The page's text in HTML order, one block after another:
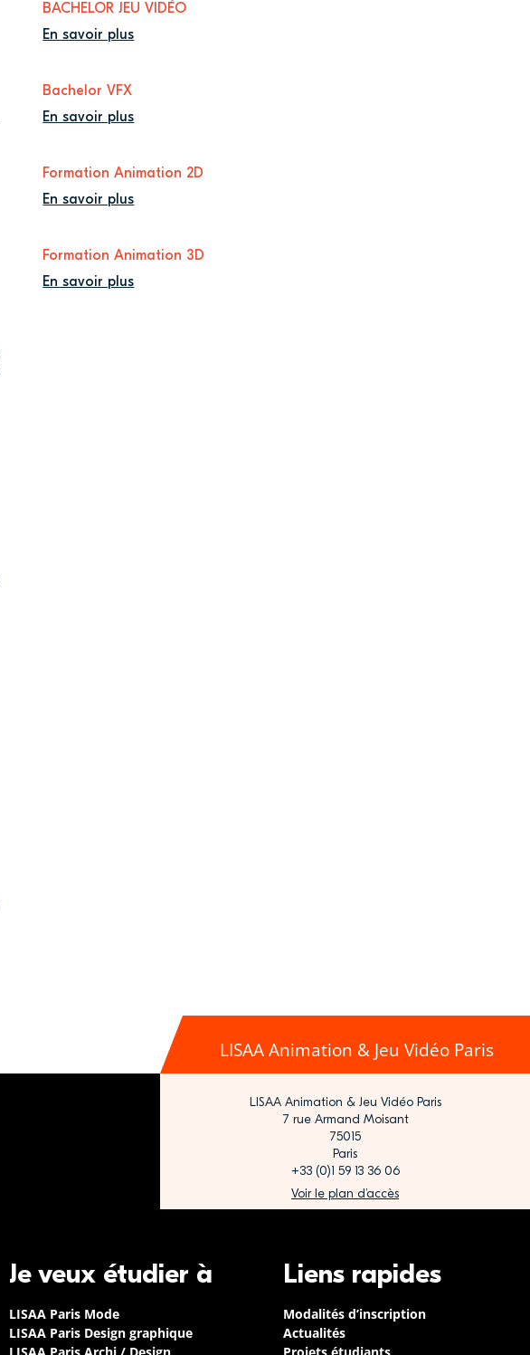
BACHELOR JEU VIDÉO
En savoir plus
Bachelor VFX
En savoir plus
Formation Animation 2D
En savoir plus
Formation Animation 3D
En savoir plus
LISAA Animation & Jeu Vidéo Paris
LISAA Animation & Jeu Vidéo Paris
7 rue Armand Moisant
75015
Paris
+33 (0)1 59 13 36 06
Voir le plan d’accès
Je veux étudier à
LISAA Paris Mode
LISAA Paris Design graphique
Liens rapides
Modalités d’inscription
Actualités